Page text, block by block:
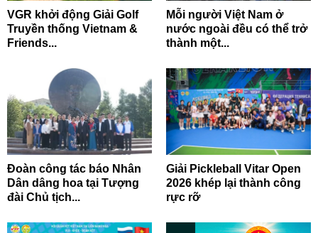
VGR khởi động Giải Golf
Truyền thống Vietnam &
Friends...
Mỗi người Việt Nam ở
nước ngoài đều có thể trở
thành một...
Đoàn công tác báo Nhân
Dân dâng hoa tại Tượng
đài Chủ tịch...
Giải Pickleball Vitar Open
2026 khép lại thành công
rực rỡ